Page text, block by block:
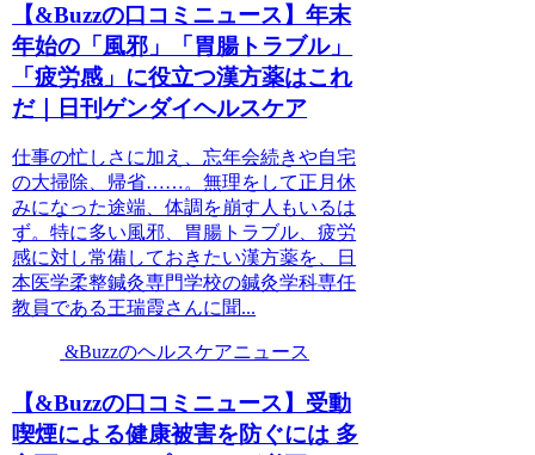
【&Buzzの口コミニュース】年末
年始の「風邪」「胃腸トラブル」
「疲労感」に役立つ漢方薬はこれ
だ｜日刊ゲンダイヘルスケア
仕事の忙しさに加え、忘年会続きや自宅
の大掃除、帰省……。無理をして正月休
みになった途端、体調を崩す人もいるは
ず。特に多い風邪、胃腸トラブル、疲労
感に対し常備しておきたい漢方薬を、日
本医学柔整鍼灸専門学校の鍼灸学科専任
教員である王瑞霞さんに聞...
&Buzzのヘルスケアニュース
【&Buzzの口コミニュース】受動
喫煙による健康被害を防ぐには 多